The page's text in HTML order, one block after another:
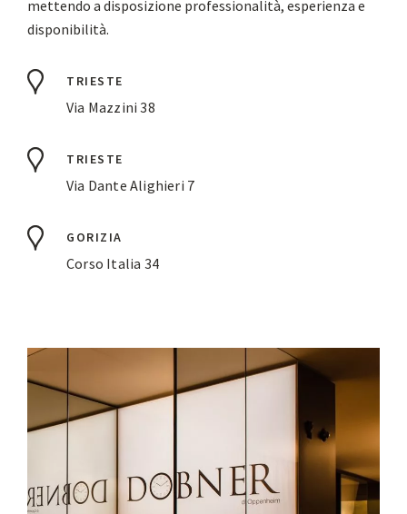
mettendo a disposizione professionalità, esperienza e
disponibilità.
TRIESTE
Via Mazzini 38
TRIESTE
Via Dante Alighieri 7
GORIZIA
Corso Italia 34